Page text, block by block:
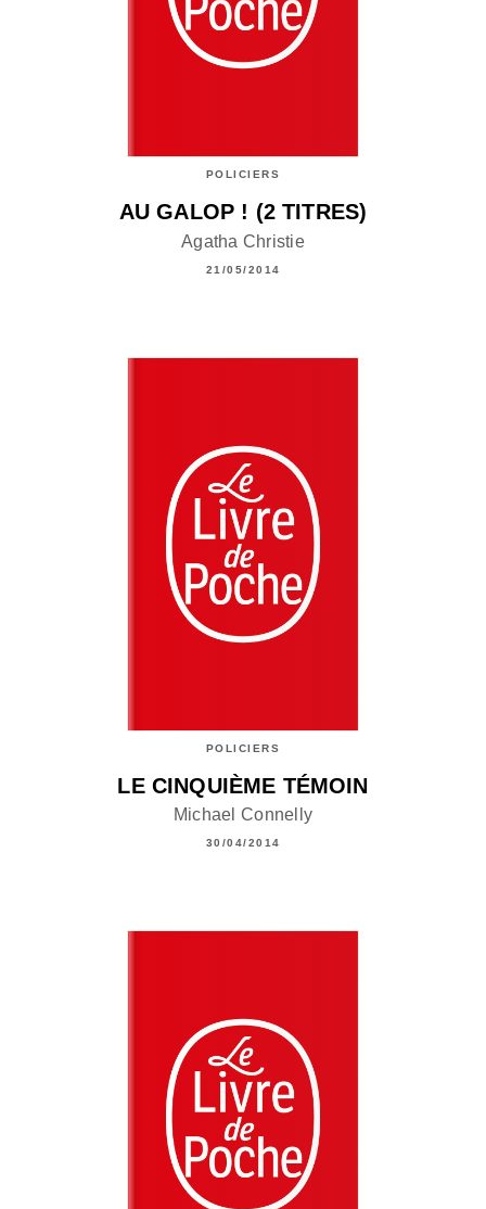
POLICIERS
AU GALOP ! (2 TITRES)
Agatha Christie
21/05/2014
POLICIERS
LE CINQUIÈME TÉMOIN
Michael Connelly
30/04/2014